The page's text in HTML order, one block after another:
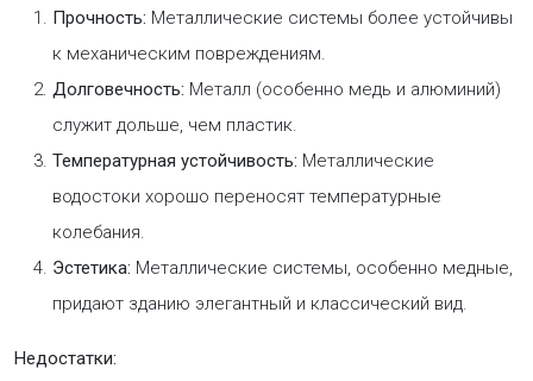
Прочность: Металлические системы более устойчивы
к механическим повреждениям.
Долговечность: Металл (особенно медь и алюминий)
служит дольше, чем пластик.
Температурная устойчивость: Металлические
водостоки хорошо переносят температурные
колебания.
Эстетика: Металлические системы, особенно медные,
придают зданию элегантный и классический вид.
Недостатки: